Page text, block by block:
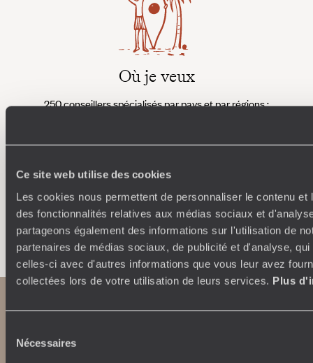
Ce site web utilise des cookies
Les cookies nous permettent de personnaliser le contenu et
des fonctionnalités relatives aux médias sociaux et
partageons également des informations sur l'utilisation de
partenaires de médias sociaux, de publicité et d'analyse,
celles-ci avec d'autres informations que vous leur avez
collectées lors de votre utilisation de leurs services. Plus
Nécessaires
Où je veux
250 conseillers spécialisés par pays et par régions :
étapes, hébergements, ateliers, rencontres…
À
Faites créer votre voyage